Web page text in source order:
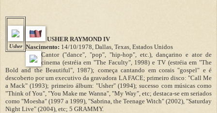
Usher
USHER RAYMOND IV
Nascimento: 14/10/1978, Dallas, Texas, Estados Unidos
Cantor ("dance", "pop", "hip-hop", etc.), dançarino e ator de
cinema (estréia em "The Faculty", 1998) e TV (estréia em "The
Bold and the Beautiful", 1987); começa cantando em corais "gospel" e é
descoberto por um executivo da gravadora LA FACE; primeiro disco: "Call Me
a Mack" (1993); primeiro álbum: "Usher" (1994); sucesso com músicas como
"Think of You", "You Make me Wanna", "My Way", etc; destaca-se em seriados
como "Moesha" (1997 a 1999), "Sabrina, the Teenage Witch" (2002), "Saturday
Night Live" (2004), etc; 5 GRAMMY.